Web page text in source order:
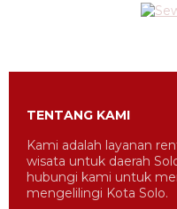
TENTANG KAMI
Kami adalah layanan
wisata untuk daerah
hubungi kami untuk
mengelilingi Kota Solo.